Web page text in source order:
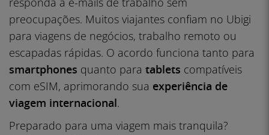
preocupações. Muitos viajantes confiam no Ubigi
para viagens de negócios, trabalho remoto ou
escapadas rápidas. O acordo funciona tanto para
smartphones quanto para tablets compatíveis
com eSIM, aprimorando sua experiência de
viagem internacional.
Preparado para uma viagem mais tranquila?